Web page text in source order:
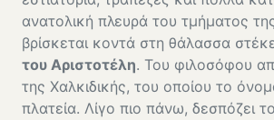
ανατολική πλευρά του τμήματος
βρίσκεται κοντά στη θάλασσα
του Αριστοτέλη. Του φιλοσόφου
της Χαλκιδικής, του οποίου το
πλατεία. Λίγο πιο πάνω, δεσπόζει το